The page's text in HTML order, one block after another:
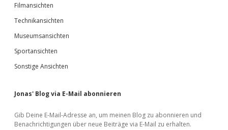
Filmansichten
Technikansichten
Museumsansichten
Sportansichten
Sonstige Ansichten
Jonas' Blog via E-Mail abonnieren
Gib Deine E-Mail-Adresse an, um meinen Blog zu abonnieren und
Benachrichtigungen über neue Beiträge via E-Mail zu erhalten.